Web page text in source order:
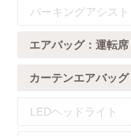
パーキングアシスト
エアバッグ： 運転席
カーテンエアバッグ
LEDヘッドライト